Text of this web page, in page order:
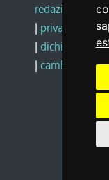
redazione web
| privacy
| dichiarazione
| cambio